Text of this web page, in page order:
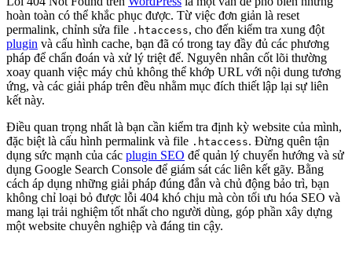
hoàn toàn có thể khắc phục được. Từ việc đơn giản là reset
permalink, chỉnh sửa file .htaccess, cho đến kiểm tra xung đột
plugin và cấu hình cache, bạn đã có trong tay đầy đủ các phương
pháp để chẩn đoán và xử lý triệt để. Nguyên nhân cốt lõi thường
xoay quanh việc máy chủ không thể khớp URL với nội dung tương
ứng, và các giải pháp trên đều nhằm mục đích thiết lập lại sự liên
kết này.
Điều quan trọng nhất là bạn cần kiểm tra định kỳ website của mình,
đặc biệt là cấu hình permalink và file .htaccess. Đừng quên tận
dụng sức mạnh của các plugin SEO để quản lý chuyển hướng và sử
dụng Google Search Console để giám sát các liên kết gãy. Bằng
cách áp dụng những giải pháp đúng đắn và chủ động bảo trì, bạn
không chỉ loại bỏ được lỗi 404 khó chịu mà còn tối ưu hóa SEO và
mang lại trải nghiệm tốt nhất cho người dùng, góp phần xây dựng
một website chuyên nghiệp và đáng tin cậy.